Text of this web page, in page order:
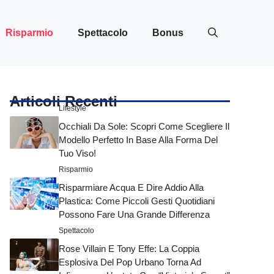
Risparmio Spettacolo Bonus
Articoli Recenti
Lifestyle
Occhiali Da Sole: Scopri Come Scegliere Il
Modello Perfetto In Base Alla Forma Del
Tuo Viso!
Risparmio
Risparmiare Acqua E Dire Addio Alla
Plastica: Come Piccoli Gesti Quotidiani
Possono Fare Una Grande Differenza
Spettacolo
Rose Villain E Tony Effe: La Coppia
Esplosiva Del Pop Urbano Torna Ad